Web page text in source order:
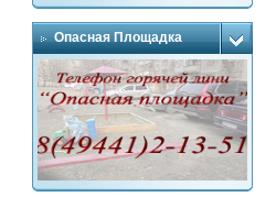
Опасная Площадка